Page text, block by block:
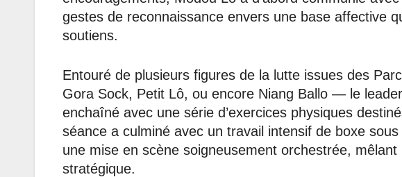
gestes de reconnaissance envers une base affective
soutiens.
Entouré de plusieurs figures de la lutte issues des
Gora Sock, Petit Lô, ou encore Niang Ballo — le
enchaîné avec une série d’exercices physiques
séance a culminé avec un travail intensif de boxe
une mise en scène soigneusement orchestrée,
stratégique.